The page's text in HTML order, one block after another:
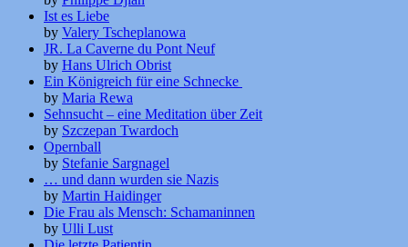
Ist es Liebe
by Valery Tscheplanowa
JR. La Caverne du Pont Neuf
by Hans Ulrich Obrist
Ein Königreich für eine Schnecke
by Maria Rewa
Sehnsucht – eine Meditation über Zeit
by Szczepan Twardoch
Opernball
by Stefanie Sargnagel
… und dann wurden sie Nazis
by Martin Haidinger
Die Frau als Mensch: Schamaninnen
by Ulli Lust